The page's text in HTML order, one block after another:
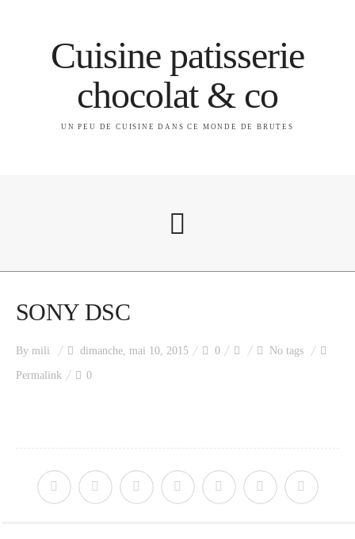
Cuisine patisserie
chocolat & co
UN PEU DE CUISINE DANS CE MONDE DE BRUTES
Index des recettes
Apéro
SONY DSC
By mili dimanche, mai 10, 2015 0 No tags
Permalink 0